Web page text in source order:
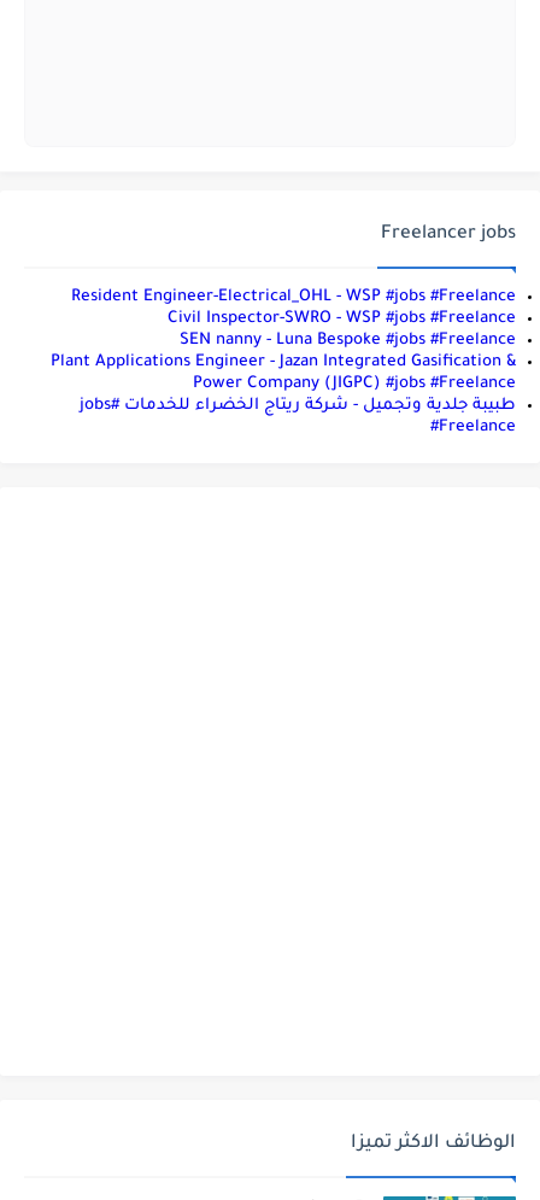
Freelancer jobs
Resident Engineer-Electrical_OHL - WSP #jobs #Freelance
Civil Inspector-SWRO - WSP #jobs #Freelance
SEN nanny - Luna Bespoke #jobs #Freelance
Plant Applications Engineer - Jazan Integrated Gasification &
Power Company (JIGPC) #jobs #Freelance
طبيبة جلدية وتجميل - شركة ريتاج الخضراء للخدمات #jobs
#Freelance
الوظائف الاكثر تميزا